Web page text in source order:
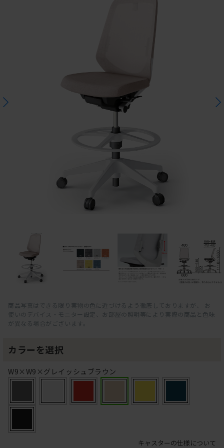
商品写真はできる限り実物の色に近づけるよう徹底しておりますが、 お
使いのデバイス・モニター設定、お部屋の照明等により実際の商品と色味
が異なる場合がございます。
カラーを選択
W9×W9×グレイッシュブラウン
キャスターの仕様について